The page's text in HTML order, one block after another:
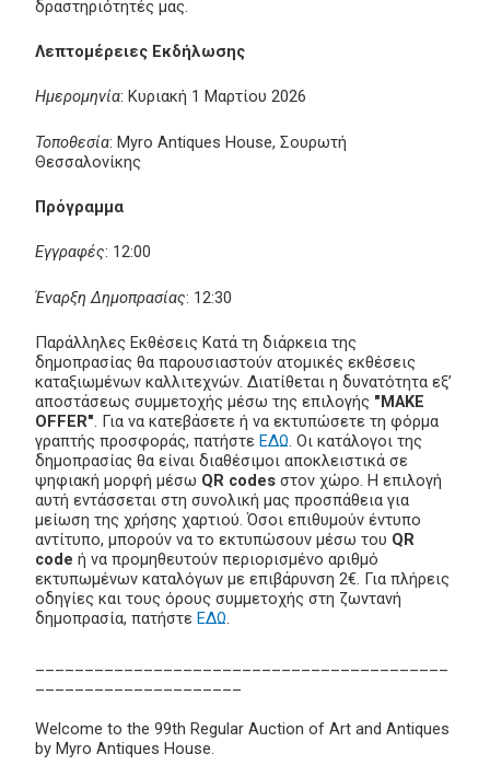
δραστηριότητές μας.
Λεπτομέρειες Εκδήλωσης
Ημερομηνία: Κυριακή 1 Μαρτίου 2026
Τοποθεσία: Myro Antiques House, Σουρωτή
Θεσσαλονίκης
Πρόγραμμα
Εγγραφές: 12:00
Έναρξη Δημοπρασίας: 12:30
Παράλληλες Εκθέσεις Κατά τη διάρκεια της
δημοπρασίας θα παρουσιαστούν ατομικές εκθέσεις
καταξιωμένων καλλιτεχνών. Διατίθεται η δυνατότητα εξ’
αποστάσεως συμμετοχής μέσω της επιλογής "MAKE
OFFER". Για να κατεβάσετε ή να εκτυπώσετε τη φόρμα
γραπτής προσφοράς, πατήστε ΕΔΩ. Οι κατάλογοι της
δημοπρασίας θα είναι διαθέσιμοι αποκλειστικά σε
ψηφιακή μορφή μέσω QR codes στον χώρο. Η επιλογή
αυτή εντάσσεται στη συνολική μας προσπάθεια για
μείωση της χρήσης χαρτιού. Όσοι επιθυμούν έντυπο
αντίτυπο, μπορούν να το εκτυπώσουν μέσω του QR
code ή να προμηθευτούν περιορισμένο αριθμό
εκτυπωμένων καταλόγων με επιβάρυνση 2€. Για πλήρεις
οδηγίες και τους όρους συμμετοχής στη ζωντανή
δημοπρασία, πατήστε ΕΔΩ.
Welcome to the 99th Regular Auction of Art and Antiques
by Myro Antiques House.